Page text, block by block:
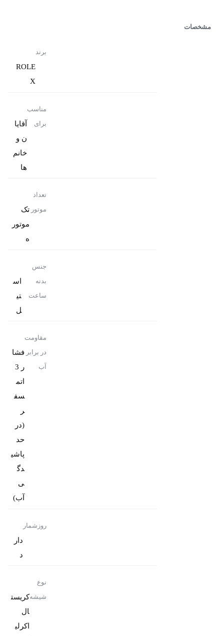
مشخصات
برند
ROLE
X
مناسب
برای
آقایا
ن و
خانم
ها
تعداد
موتور تک
موتور
ه
جنس
بدنه
ساعت
اس
تی
ل
مقاومت
در برابر
آب
فشا
ر 3
اتم
سف
ر
(در
حد
پاشی
دگ
ی
آب)
روزشمار
دار
د
نوع
شیشهکریست
ال
اکرلی